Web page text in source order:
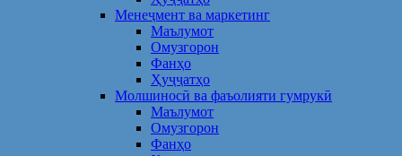
Менеҷмент ва маркетинг
Маълумот
Омузгорон
Фанҳо
Ҳуҷҷатҳо
Молшиносӣ ва фаъолияти гумрукӣ
Маълумот
Омузгорон
Фанҳо